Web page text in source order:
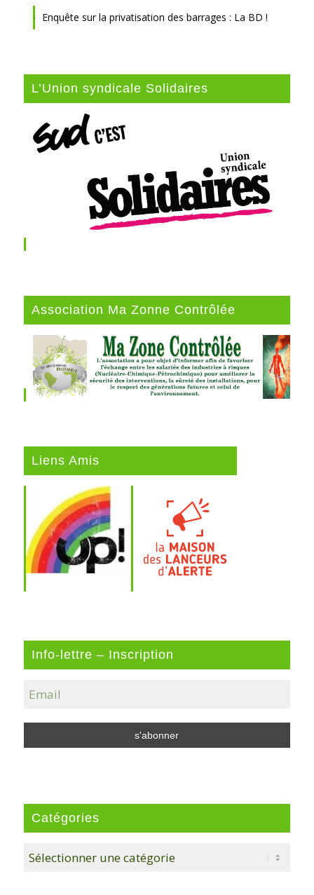
Enquête sur la privatisation des barrages : La BD !
L’Union syndicale Solidaires
Association Ma Zonne Contrôlée
Liens Amis
Info-lettre – Inscription
Catégories
Catégories